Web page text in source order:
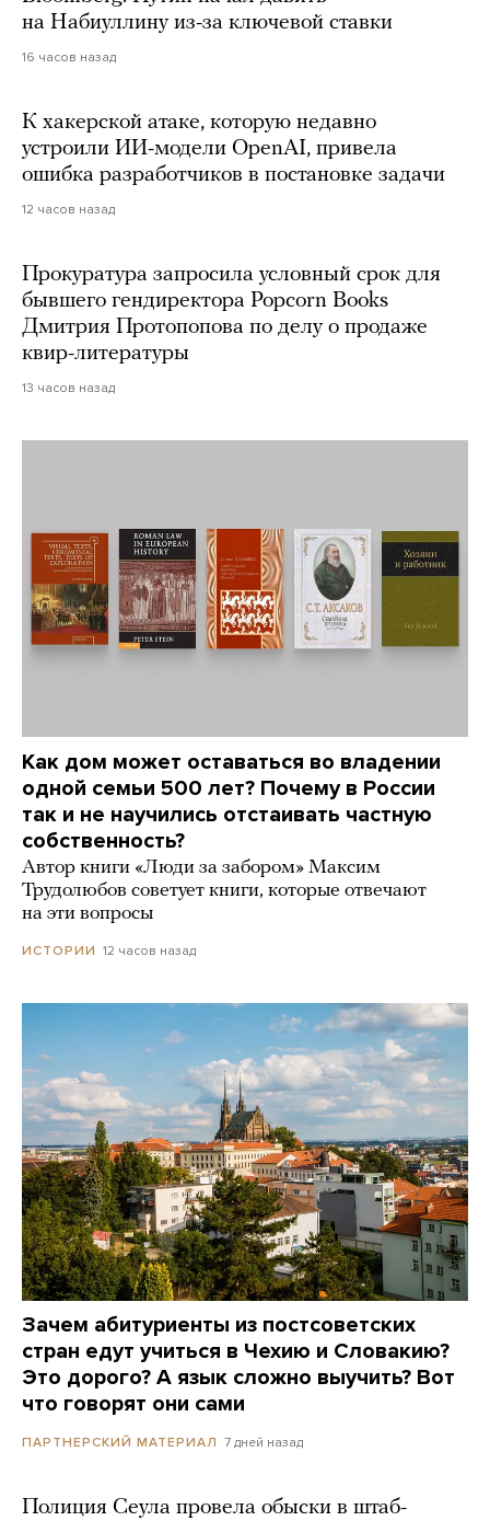
на Набиуллину из-за ключевой ставки
16 часов назад
К хакерской атаке, которую недавно
устроили ИИ-модели OpenAI, привела
ошибка разработчиков в постановке задачи
12 часов назад
Прокуратура запросила условный срок для
бывшего гендиректора Popcorn Books
Дмитрия Протопопова по делу о продаже
квир-литературы
13 часов назад
Как дом может оставаться во владении
одной семьи 500 лет? Почему в России
так и не научились отстаивать частную
собственность?
Автор книги «Люди за забором» Максим
Трудолюбов советует книги, которые отвечают
на эти вопросы
ИСТОРИИ 12 часов назад
Зачем абитуриенты из постсоветских
стран едут учиться в Чехию и Словакию?
Это дорого? А язык сложно выучить? Вот
что говорят они сами
ПАРТНЕРСКИЙ МАТЕРИАЛ 7 дней назад
Полиция Сеула провела обыски в штаб-